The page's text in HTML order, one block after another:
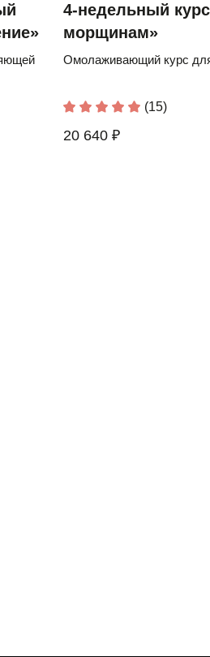
4-недельный
морщинам»
Омолаживающий курс
(15)
20 640 ₽